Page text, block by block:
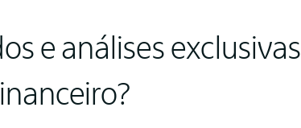
e análises exclusivas